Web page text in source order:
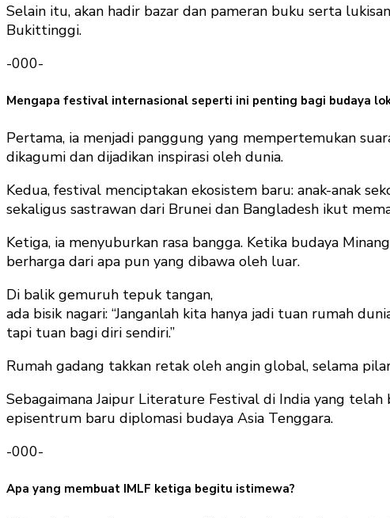
Selain itu, akan hadir bazar dan pameran buku serta
Bukittinggi.
-000-
Mengapa festival internasional seperti ini penting bagi budaya
Pertama, ia menjadi panggung yang mempertemukan
dikagumi dan dijadikan inspirasi oleh dunia.
Kedua, festival menciptakan ekosistem baru: anak-anak
sekaligus sastrawan dari Brunei dan Bangladesh ikut
Ketiga, ia menyuburkan rasa bangga. Ketika budaya
berharga dari apa pun yang dibawa oleh luar.
Di balik gemuruh tepuk tangan,
ada bisik nagari: “Janganlah kita hanya jadi tuan rumah
tapi tuan bagi diri sendiri.”
Rumah gadang takkan retak oleh angin global, selama
Sebagaimana Jaipur Literature Festival di India yang
episentrum baru diplomasi budaya Asia Tenggara.
-000-
Apa yang membuat IMLF ketiga begitu istimewa?